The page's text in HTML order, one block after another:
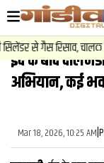
से गैस रिसाव, चालक की
वीडियोज़
वाराणसी न्यूज़
राजनीति
फिल्मी
ईद के बाद
अभियान, कई
Mar 18, 2026, 10:25 AM|